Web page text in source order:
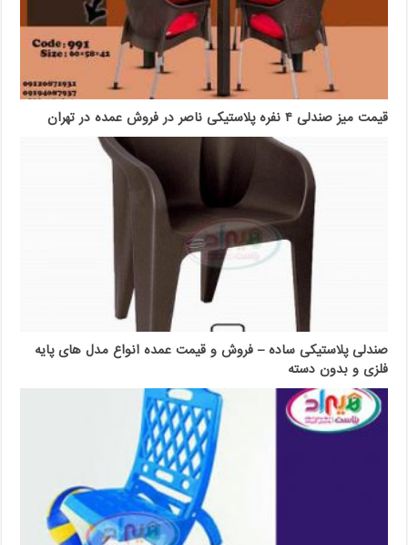
قیمت میز صندلی ۴ نفره پلاستیکی ناصر در فروش عمده در تهران
صندلی پلاستیکی ساده – فروش و قیمت عمده انواع مدل های پایه
فلزی و بدون دسته